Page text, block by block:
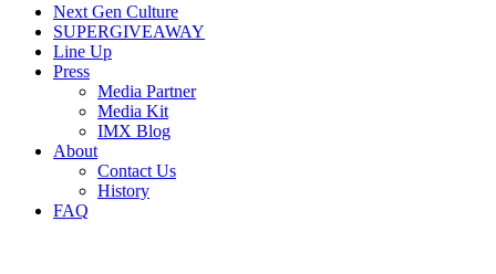
Next Gen Culture
SUPERGIVEAWAY
Line Up
Press
Media Partner
Media Kit
IMX Blog
About
Contact Us
History
FAQ